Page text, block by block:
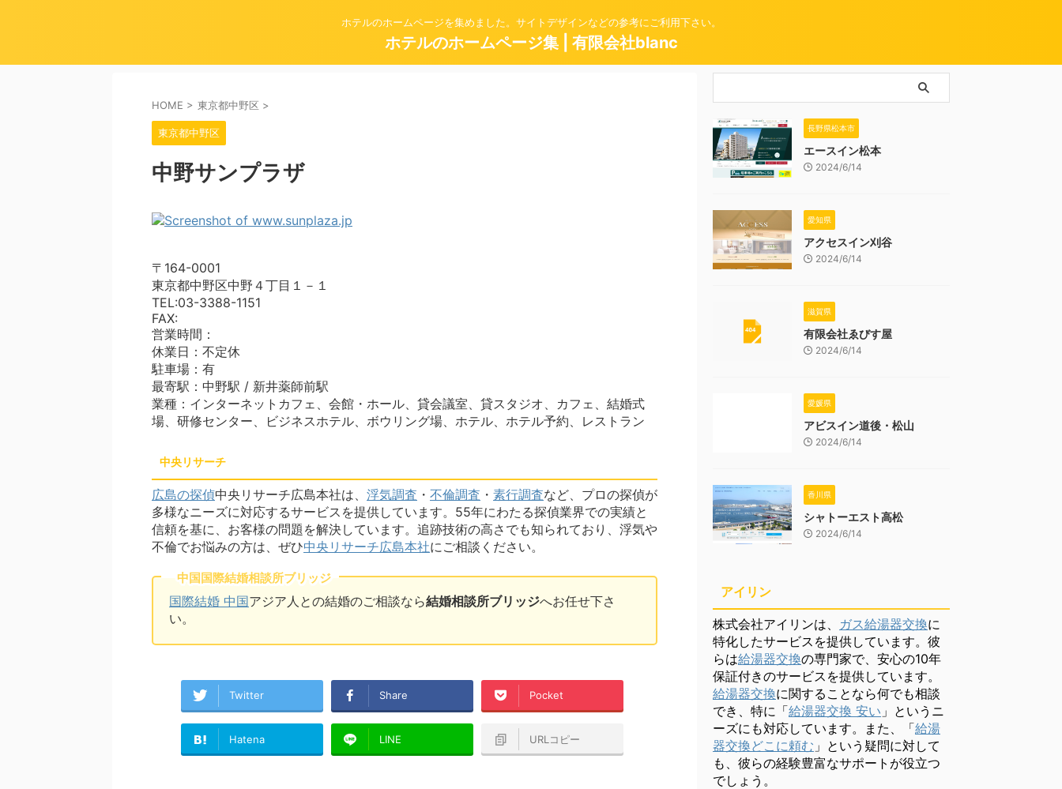
ホテルのホームページを集めました。サイトデザインなどの参考にご利用下さい。
ホテルのホームページ集 | 有限会社blanc
HOME > 東京都中野区 >
東京都中野区
中野サンプラザ
〒164-0001
東京都中野区中野４丁目１－１
TEL:03-3388-1151
FAX:
営業時間：
休業日：不定休
駐車場：有
最寄駅：中野駅 / 新井薬師前駅
業種：インターネットカフェ、会館・ホール、貸会議室、貸スタジオ、カフェ、結婚式
場、研修センター、ビジネスホテル、ボウリング場、ホテル、ホテル予約、レストラン
中央リサーチ
広島の探偵中央リサーチ広島本社は、 浮気調査 ・ 不倫調査 ・ 素行調査など、プロの探偵が
多様なニーズに対応するサービスを提供しています。55年にわたる探偵業界での実績と
信頼を基に、お客様の問題を解決しています。追跡技術の高さでも知られており、浮気や
不倫でお悩みの方は、ぜひ中央リサーチ広島本社にご相談ください。
中国国際結婚相談所ブリッジ
国際結婚 中国アジア人との結婚のご相談なら結婚相談所ブリッジへお任せ下さ
い。
Twitter Share Pocket
Hatena LINE URLコピー
長野県松本市
エースイン松本
2024/6/14
愛知県
アクセスイン刈谷
2024/6/14
滋賀県
有限会社ゑびす屋
2024/6/14
愛媛県
アビスイン道後・松山
2024/6/14
香川県
シャトーエスト高松
2024/6/14
アイリン
株式会社アイリンは、 ガス給湯器交換に
特化したサービスを提供しています。彼
らは給湯器交換の専門家で、安心の10年
保証付きのサービスを提供しています。
給湯器交換に関することなら何でも相談
でき、特に「給湯器交換 安い 」というニ
ーズにも対応しています。また、「給湯
器交換どこに頼む 」という疑問に対して
も、彼らの経験豊富なサポートが役立つ
でしょう。